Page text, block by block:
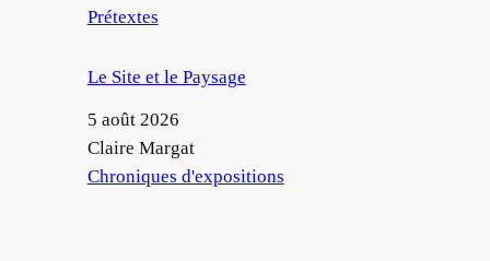
Par rapport à
Prétextes
Le Site et le Paysage
Date
5 août 2026
Auteur
Claire Margat
Par rapport à
Chroniques d'expositions